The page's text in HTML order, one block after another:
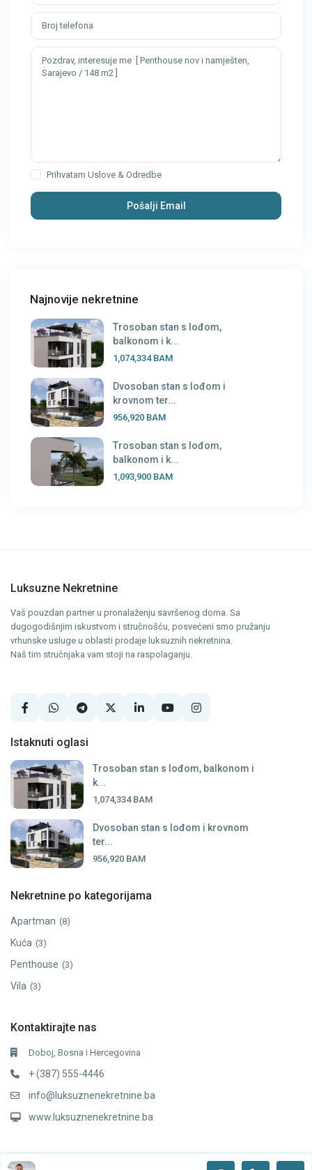
PrihvatamUslove & Odredbe
Najnovije nekretnine
Trosoban stan s lođom,
balkonom i k...
1,074,334 BAM
Dvosoban stan s lođom i
krovnom ter...
956,920 BAM
Trosoban stan s lođom,
balkonom i k...
1,093,900 BAM
Luksuzne Nekretnine
Vaš pouzdan partner u pronalaženju savršenog doma. Sa
dugogodišnjim iskustvom i stručnošću, posvećeni smo pružanju
vrhunske usluge u oblasti prodaje luksuznih nekretnina.
Naš tim stručnjaka vam stoji na raspolaganju.
Istaknuti oglasi
Trosoban stan s lođom, balkonom i
k...
1,074,334 BAM
Dvosoban stan s lođom i krovnom
ter...
956,920 BAM
Nekretnine po kategorijama
Apartman (8)
Kuća (3)
Penthouse (3)
Vila (3)
Kontaktirajte nas
Doboj, Bosna i Hercegovina
+ (387) 555-4446
info@luksuznenekretnine.ba
www.luksuznenekretnine.ba
Copyright 2024. Developed by ProCreative Studio